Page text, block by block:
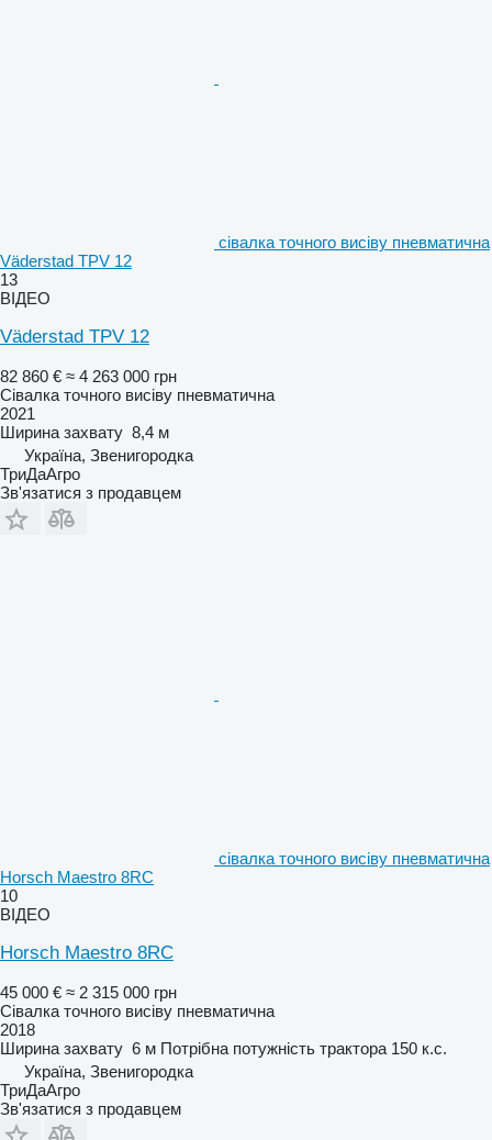
сівалка точного висіву пневматична
Väderstad TPV 12
13
ВІДЕО
Väderstad TPV 12
82 860 € ≈ 4 263 000 грн
Сівалка точного висіву пневматична
2021
Ширина захвату 8,4 м
Україна, Звенигородка
ТриДаАгро
Зв'язатися з продавцем
сівалка точного висіву пневматична
Horsch Maestro 8RC
10
ВІДЕО
Horsch Maestro 8RC
45 000 € ≈ 2 315 000 грн
Сівалка точного висіву пневматична
2018
Ширина захвату 6 м Потрібна потужність трактора 150 к.с.
Україна, Звенигородка
ТриДаАгро
Зв'язатися з продавцем